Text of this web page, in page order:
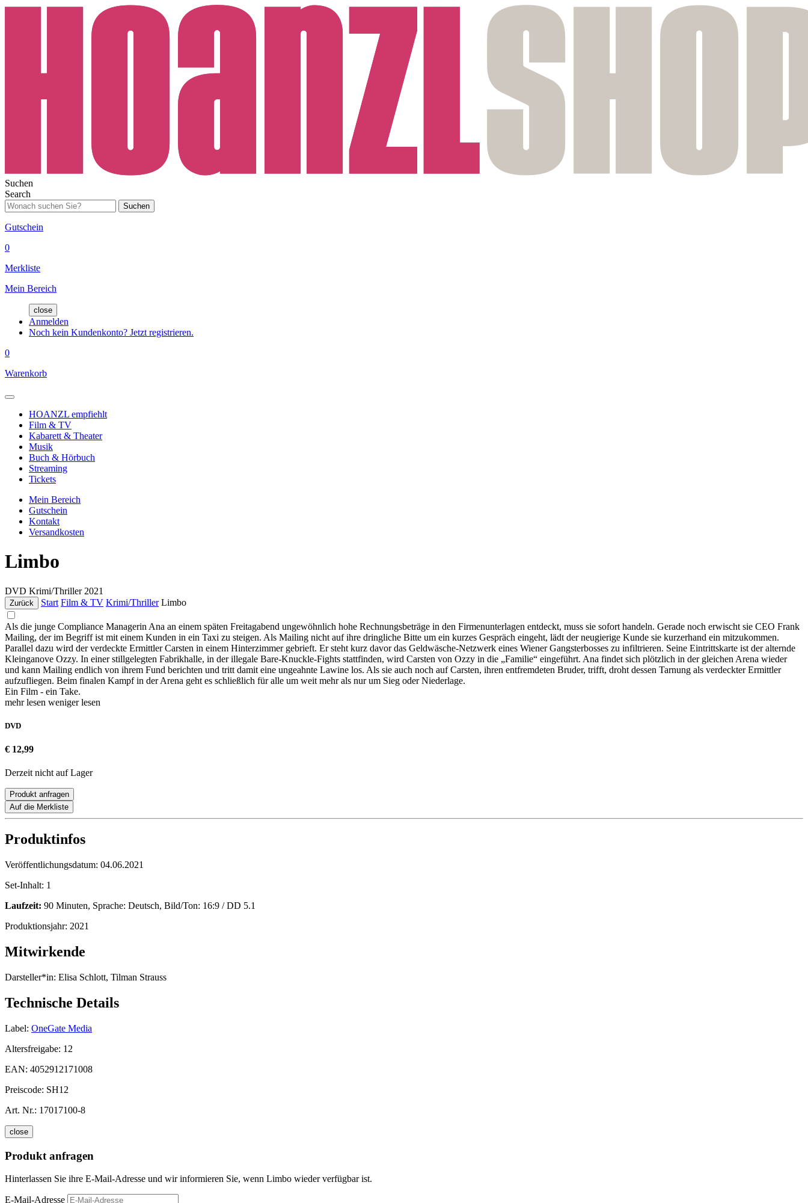
Suchen
Search
Suchen
Gutschein
0
Merkliste
Mein Bereich
close
Anmelden
Noch kein Kundenkonto? Jetzt registrieren.
0
Warenkorb
HOANZL empfiehlt
Film & TV
Kabarett & Theater
Musik
Buch & Hörbuch
Streaming
Tickets
Mein Bereich
Gutschein
Kontakt
Versandkosten
Limbo
DVD Krimi/Thriller 2021
Zurück Start Film & TV Krimi/Thriller Limbo
Als die junge Compliance Managerin Ana an einem späten Freitagabend ungewöhnlich hohe Rechnungsbeträge in den Firmenunterlagen entdeckt, muss sie sofort handeln. Gerade noch erwischt sie CEO Frank
Mailing, der im Begriff ist mit einem Kunden in ein Taxi zu steigen. Als Mailing nicht auf ihre dringliche Bitte um ein kurzes Gespräch eingeht, lädt der neugierige Kunde sie kurzerhand ein mitzukommen.
Parallel dazu wird der verdeckte Ermittler Carsten in einem Hinterzimmer gebrieft. Er steht kurz davor das Geldwäsche-Netzwerk eines Wiener Gangsterbosses zu infiltrieren. Seine Eintrittskarte ist der alternde
Kleinganove Ozzy. In einer stillgelegten Fabrikhalle, in der illegale Bare-Knuckle-Fights stattfinden, wird Carsten von Ozzy in die „Familie“ eingeführt. Ana findet sich plötzlich in der gleichen Arena wieder
und kann Mailing endlich von ihrem Fund berichten und tritt damit eine ungeahnte Lawine los. Als sie auch noch auf Carsten, ihren entfremdeten Bruder, trifft, droht dessen Tarnung als verdeckter Ermittler
aufzufliegen. Beim finalen Kampf in der Arena geht es schließlich für alle um weit mehr als nur um Sieg oder Niederlage.
Ein Film - ein Take.
mehr lesen weniger lesen
DVD
€ 12,99
Derzeit nicht auf Lager
Produkt anfragen
Auf die Merkliste
Produktinfos
Veröffentlichungsdatum: 04.06.2021
Set-Inhalt: 1
Laufzeit: 90 Minuten, Sprache: Deutsch, Bild/Ton: 16:9 / DD 5.1
Produktionsjahr: 2021
Mitwirkende
Darsteller*in: Elisa Schlott, Tilman Strauss
Technische Details
Label: OneGate Media
Altersfreigabe: 12
EAN: 4052912171008
Preiscode: SH12
Art. Nr.: 17017100-8
close
Produkt anfragen
Hinterlassen Sie ihre E-Mail-Adresse und wir informieren Sie, wenn Limbo wieder verfügbar ist.
E-Mail-Adresse